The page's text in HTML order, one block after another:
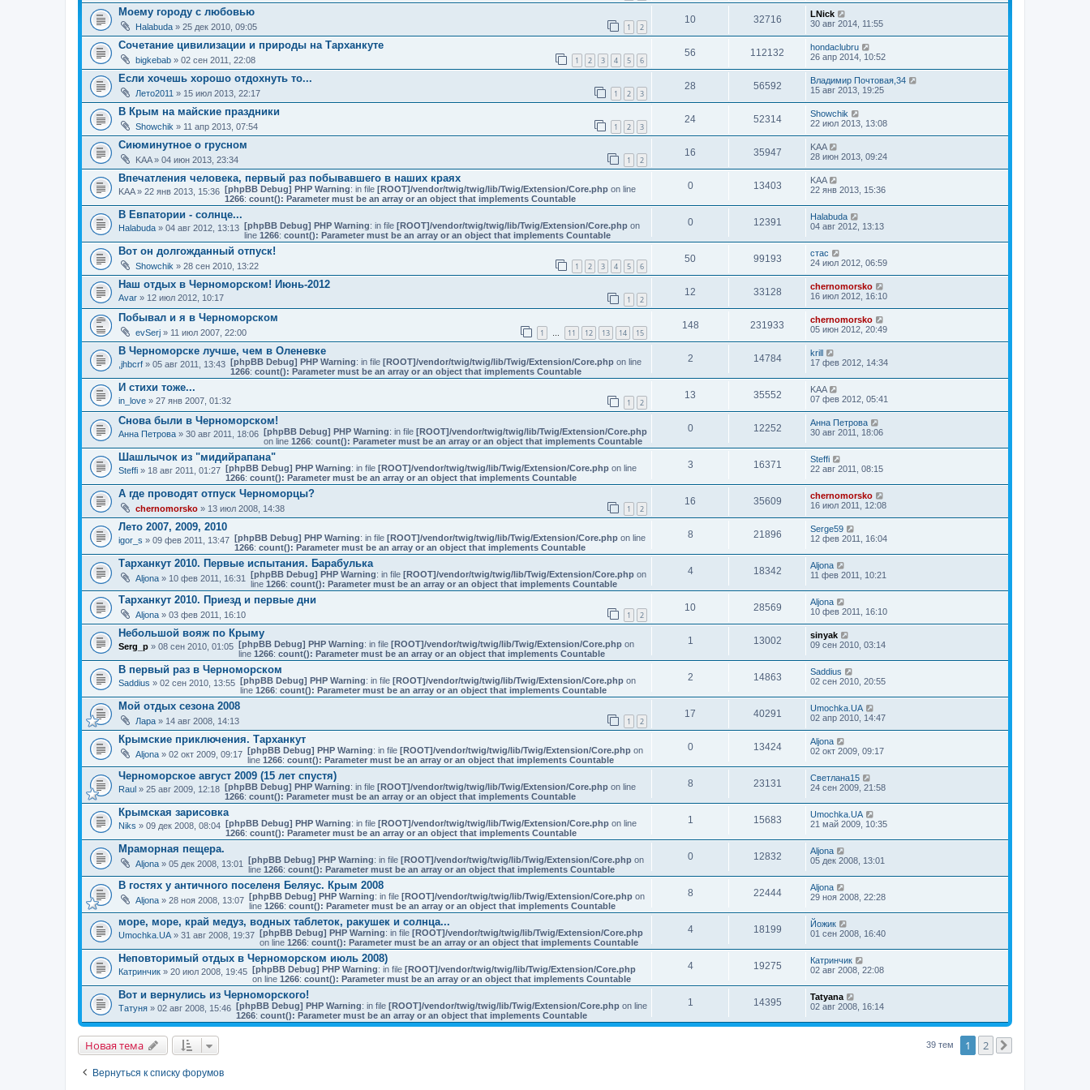
д
н
е
с
о
о
б
щ
н
и
ю
Моему городу с любовью
Halabuda » 25 дек 2010, 09:05 1 2
10 32716
LNick
30 авг 2014, 11:55
Сочетание цивилизации и природы на Тарханкуте
bigkebab » 02 сен 2011, 22:08 1 2 3 4 5 6
56 112132
hondaclubru
26 апр 2014, 10:52
Если хочешь хорошо отдохнуть то...
Лето2011 » 15 июл 2013, 22:17 1 2 3
28 56592
Владимир Почтовая,34
15 авг 2013, 19:25
В Крым на майские праздники
Showchik » 11 апр 2013, 07:54 1 2 3
24 52314
Showchik
22 июл 2013, 13:08
Сиюминутное о грусном
KAA» 04 июн 2013, 23:34 1 2
16 35947
KAA
28 июн 2013, 09:24
Впечатления человека, первый раз побывавшего в наших краях
KAA» 22 янв 2013, 15:36 [phpBB Debug] PHP Warning: in file [ROOT]/vendor/twig/twig/lib/Twig/Extension/Core.phpon line
1266: count(): Parameter must be an array or an object that implements Countable
0 13403
KAA
22 янв 2013, 15:36
В Евпатории - солнце...
Halabuda » 04 авг 2012, 13:13 [phpBB Debug] PHP Warning: in file [ROOT]/vendor/twig/twig/lib/Twig/Extension/Core.phpon
line 1266: count(): Parameter must be an array or an object that implements Countable
0 12391
Halabuda
04 авг 2012, 13:13
Вот он долгожданный отпуск!
Showchik » 28 сен 2010, 13:22 1 2 3 4 5 6
50 99193
стас
24 июл 2012, 06:59
Наш отдых в Черноморском! Июнь-2012
Avar » 12 июл 2012, 10:17 1 2
12 33128
chernomorsko
16 июл 2012, 16:10
Побывал и я в Черноморском
evSerj » 11 июл 2007, 22:00 1 11 12 13 14 15
148 231933
chernomorsko
05 июн 2012, 20:49
В Черноморске лучше, чем в Оленевке
,jhbcrf » 05 авг 2011, 13:43 [phpBB Debug] PHP Warning: in file [ROOT]/vendor/twig/twig/lib/Twig/Extension/Core.phpon line
1266: count(): Parameter must be an array or an object that implements Countable
2 14784
krill
17 фев 2012, 14:34
И стихи тоже...
in_love » 27 янв 2007, 01:32 1 2
13 35552
KAA
07 фев 2012, 05:41
Снова были в Черноморском!
Анна Петрова » 30 авг 2011, 18:06 [phpBB Debug] PHP Warning: in file [ROOT]/vendor/twig/twig/lib/Twig/Extension/Core.php
on line 1266: count(): Parameter must be an array or an object that implements Countable
0 12252
Анна Петрова
30 авг 2011, 18:06
Шашлычок из "мидийрапана"
Steffi » 18 авг 2011, 01:27 [phpBB Debug] PHP Warning: in file [ROOT]/vendor/twig/twig/lib/Twig/Extension/Core.phpon line
1266: count(): Parameter must be an array or an object that implements Countable
3 16371
Steffi
22 авг 2011, 08:15
А где проводят отпуск Черноморцы?
chernomorsko » 13 июл 2008, 14:38 1 2
16 35609
chernomorsko
16 июл 2011, 12:08
Лето 2007, 2009, 2010
igor_s » 09 фев 2011, 13:47 [phpBB Debug] PHP Warning: in file [ROOT]/vendor/twig/twig/lib/Twig/Extension/Core.phpon line
1266: count(): Parameter must be an array or an object that implements Countable
8 21896
Serge59
12 фев 2011, 16:04
Тарханкут 2010. Первые испытания. Барабулька
Aljona » 10 фев 2011, 16:31 [phpBB Debug] PHP Warning: in file [ROOT]/vendor/twig/twig/lib/Twig/Extension/Core.phpon
line 1266: count(): Parameter must be an array or an object that implements Countable
4 18342
Aljona
11 фев 2011, 10:21
Тарханкут 2010. Приезд и первые дни
Aljona » 03 фев 2011, 16:10 1 2
10 28569
Aljona
10 фев 2011, 16:10
Небольшой вояж по Крыму
Serg_p » 08 сен 2010, 01:05 [phpBB Debug] PHP Warning: in file [ROOT]/vendor/twig/twig/lib/Twig/Extension/Core.phpon
line 1266: count(): Parameter must be an array or an object that implements Countable
1 13002
sinyak
09 сен 2010, 03:14
В первый раз в Черноморском
Saddius » 02 сен 2010, 13:55 [phpBB Debug] PHP Warning: in file [ROOT]/vendor/twig/twig/lib/Twig/Extension/Core.phpon
line 1266: count(): Parameter must be an array or an object that implements Countable
2 14863
Saddius
02 сен 2010, 20:55
Мой отдых сезона 2008
Лара » 14 авг 2008, 14:13 1 2
17 40291
Umochka.UA
02 апр 2010, 14:47
Крымские приключения. Тарханкут
Aljona » 02 окт 2009, 09:17 [phpBB Debug] PHP Warning: in file [ROOT]/vendor/twig/twig/lib/Twig/Extension/Core.phpon
line 1266: count(): Parameter must be an array or an object that implements Countable
0 13424
Aljona
02 окт 2009, 09:17
Черноморское август 2009 (15 лет спустя)
Raul » 25 авг 2009, 12:18 [phpBB Debug] PHP Warning: in file [ROOT]/vendor/twig/twig/lib/Twig/Extension/Core.phpon line
1266: count(): Parameter must be an array or an object that implements Countable
8 23131
Светлана15
24 сен 2009, 21:58
Крымская зарисовка
Niks » 09 дек 2008, 08:04 [phpBB Debug] PHP Warning: in file [ROOT]/vendor/twig/twig/lib/Twig/Extension/Core.phpon line
1266: count(): Parameter must be an array or an object that implements Countable
1 15683
Umochka.UA
21 май 2009, 10:35
Мраморная пещера.
Aljona » 05 дек 2008, 13:01 [phpBB Debug] PHP Warning: in file [ROOT]/vendor/twig/twig/lib/Twig/Extension/Core.phpon
line 1266: count(): Parameter must be an array or an object that implements Countable
0 12832
Aljona
05 дек 2008, 13:01
В гостях у античного поселеня Беляус. Крым 2008
Aljona » 28 ноя 2008, 13:07 [phpBB Debug] PHP Warning: in file [ROOT]/vendor/twig/twig/lib/Twig/Extension/Core.phpon
line 1266: count(): Parameter must be an array or an object that implements Countable
8 22444
Aljona
29 ноя 2008, 22:28
море, море, край медуз, водных таблеток, ракушек и солнца...
Umochka.UA » 31 авг 2008, 19:37 [phpBB Debug] PHP Warning: in file [ROOT]/vendor/twig/twig/lib/Twig/Extension/Core.php
on line 1266: count(): Parameter must be an array or an object that implements Countable
4 18199
Йожик
01 сен 2008, 16:40
Неповторимый отдых в Черноморском июль 2008)
Катринчик » 20 июл 2008, 19:45 [phpBB Debug] PHP Warning: in file [ROOT]/vendor/twig/twig/lib/Twig/Extension/Core.php
on line 1266: count(): Parameter must be an array or an object that implements Countable
4 19275
Катринчик
02 авг 2008, 22:08
Вот и вернулись из Черноморского!
Татуня » 02 авг 2008, 15:46 [phpBB Debug] PHP Warning: in file [ROOT]/vendor/twig/twig/lib/Twig/Extension/Core.phpon line
1266: count(): Parameter must be an array or an object that implements Countable
1 14395
Tatyana
02 авг 2008, 16:14
Новая тема 39 тем 1 2
Вернуться к списку форумов